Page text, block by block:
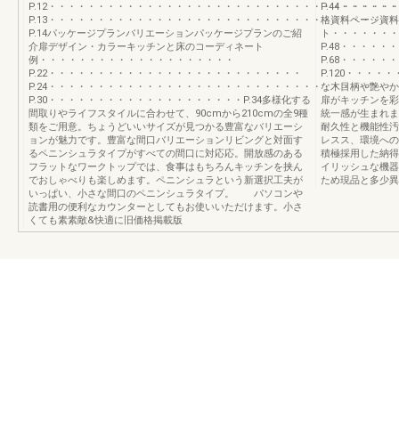
P.12・・・・・・・・・・・・・・・・・・・・・・・・・・・・・・・・・・・・
P.13・・・・・・・・・・・・・・・・・・・・・・・・・・・・・・・・・・・・
P.14パッケージプランバリエーションパッケージプランのご紹
介扉デザイン・カラーキッチンと床のコーディネート
例・・・・・・・・・・・・・・・・・・・・
P.22・・・・・・・・・・・・・・・・・・・・・・・・・・
P.24・・・・・・・・・・・・・・・・・・・・・・・・・・・・・・・・・・
P.30・・・・・・・・・・・・・・・・・・・・P.34多様化する
間取りやライフスタイルに合わせて、90cmから210cmの全9種
類をご用意。ちょうどいいサイズが見つかる豊富なバリエーシ
ョンが魅力です。豊富な間口バリエーションリビングと対面す
るペニンシュラタイプがすべての間口に対応応。開放感のある
フラットなワークトップでは、食事はもちろんキッチンを挟ん
でおしゃべりも楽しめます。ペニンシュラという新選択工夫が
いっぱい、小さな間口のペニンシュラタイプ。 パソコンや
読書用の便利なカウンターとしてもお使いいただけます。小さ
くても素素敵&快適に旧価格掲載版
P.44・・・・・
格資料ページ資
ト・・・・・・
P.48・・・・・
P.68・・・・・
P.120・・・・・
な木目柄や艶や
扉がキッチンを
統一感が生まれ
耐久性と機能性
レスス、環境へ
積極採用した納
イリッシュな機
ため現品と多少